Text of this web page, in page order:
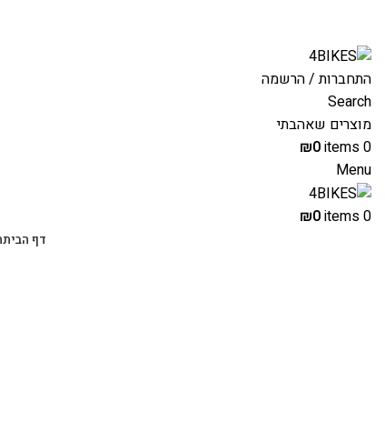
התחברות / הרשמה
Search
מוצרים שאהבתי
0
items
₪0
Menu
0
items
₪0
דף הבית